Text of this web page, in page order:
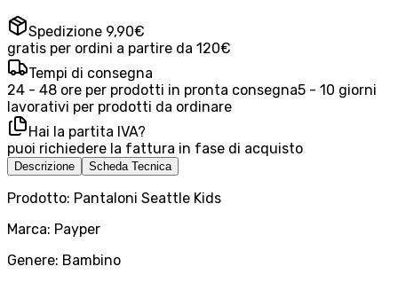
Spedizione 9,90€
gratis per ordini a partire da 120€
Tempi di consegna
24 - 48 ore per prodotti in pronta consegna5 - 10 giorni
lavorativi per prodotti da ordinare
Hai la partita IVA?
puoi richiedere la fattura in fase di acquisto
Descrizione Scheda Tecnica
Prodotto: Pantaloni Seattle Kids
Marca: Payper
Genere: Bambino